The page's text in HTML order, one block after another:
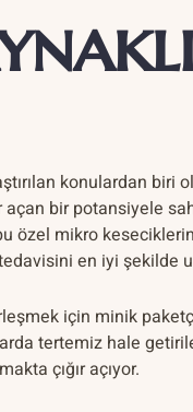
konulardan biri
bir potansiyele
özel mikro
en iyi şekilde
için minik
tertemiz hale
çığır açıyor.